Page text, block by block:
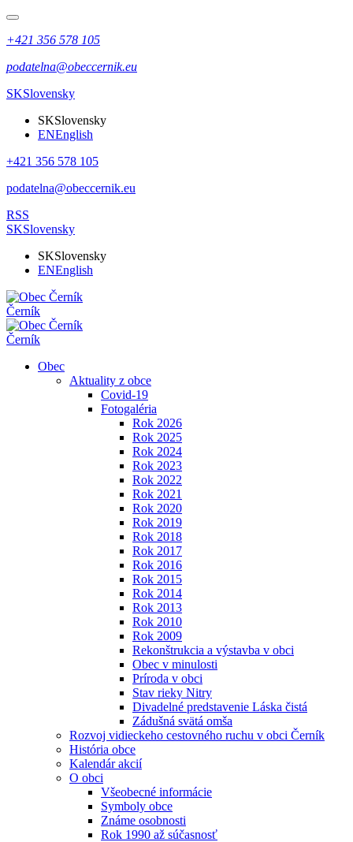
+421 356 578 105
podatelna@obeccernik.eu
SKSlovensky
SKSlovensky
ENEnglish
+421 356 578 105
podatelna@obeccernik.eu
RSS
SKSlovensky
SKSlovensky
ENEnglish
Černík
Černík
Obec
Aktuality z obce
Covid-19
Fotogaléria
Rok 2026
Rok 2025
Rok 2024
Rok 2023
Rok 2022
Rok 2021
Rok 2020
Rok 2019
Rok 2018
Rok 2017
Rok 2016
Rok 2015
Rok 2014
Rok 2013
Rok 2010
Rok 2009
Rekonštrukcia a výstavba v obci
Obec v minulosti
Príroda v obci
Stav rieky Nitry
Divadelné predstavenie Láska čistá
Zádušná svätá omša
Rozvoj vidieckeho cestovného ruchu v obci Černík
História obce
Kalendár akcií
O obci
Všeobecné informácie
Symboly obce
Známe osobnosti
Rok 1990 až súčasnosť